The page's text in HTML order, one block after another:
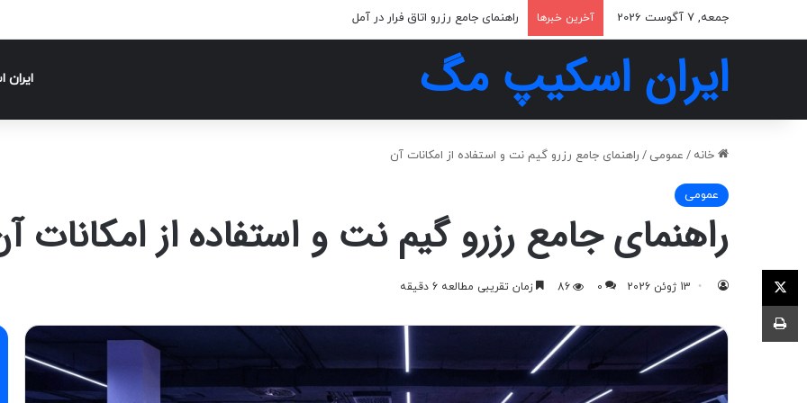
جمعه, 7 آگوست 2026 آخرین خبرها تجربه‌ای هیجان‌انگیز در اتاق فرار اصفهان
ایران اسکیپ مگ
خانه / عمومی / راهنمای جامع رزرو گیم نت و استفاده از امکانات آن
عمومی
راهنمای جامع رزرو گیم نت و استفاده از امکانات
13 ژوئن 2026 0
86 زمان تقریبی مطالعه 6 دقیقه